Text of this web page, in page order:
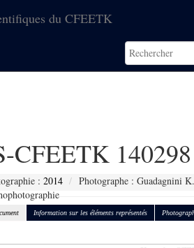
du CFEETK
CFEETK 140298
: 2014
Photographe : Guadagnini K.
Information sur les éléments représentés